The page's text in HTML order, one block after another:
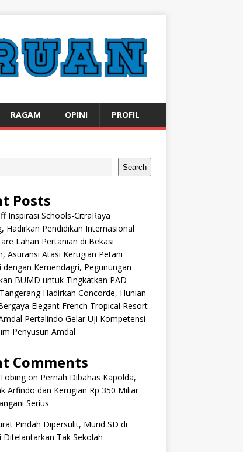
RAGAM OPINI PROFIL
Search
Posts
Inspirasi Schools-CitraRaya
Hadirkan Pendidikan Internasional
Lahan Pertanian di Bekasi
Asuransi Atasi Kerugian Petani
dengan Kemendagri, Pegunungan
BUMD untuk Tingkatkan PAD
Hadirkan Concorde, Hunian
Elegant French Tropical Resort
Pertalindo Gelar Uji Kompetensi
Penyusun Amdal
Comments
on Pernah Dibahas Kapolda,
Arfindo dan Kerugian Rp 350 Miliar
Serius
Pindah Dipersulit, Murid SD di
Ditelantarkan Tak Sekolah